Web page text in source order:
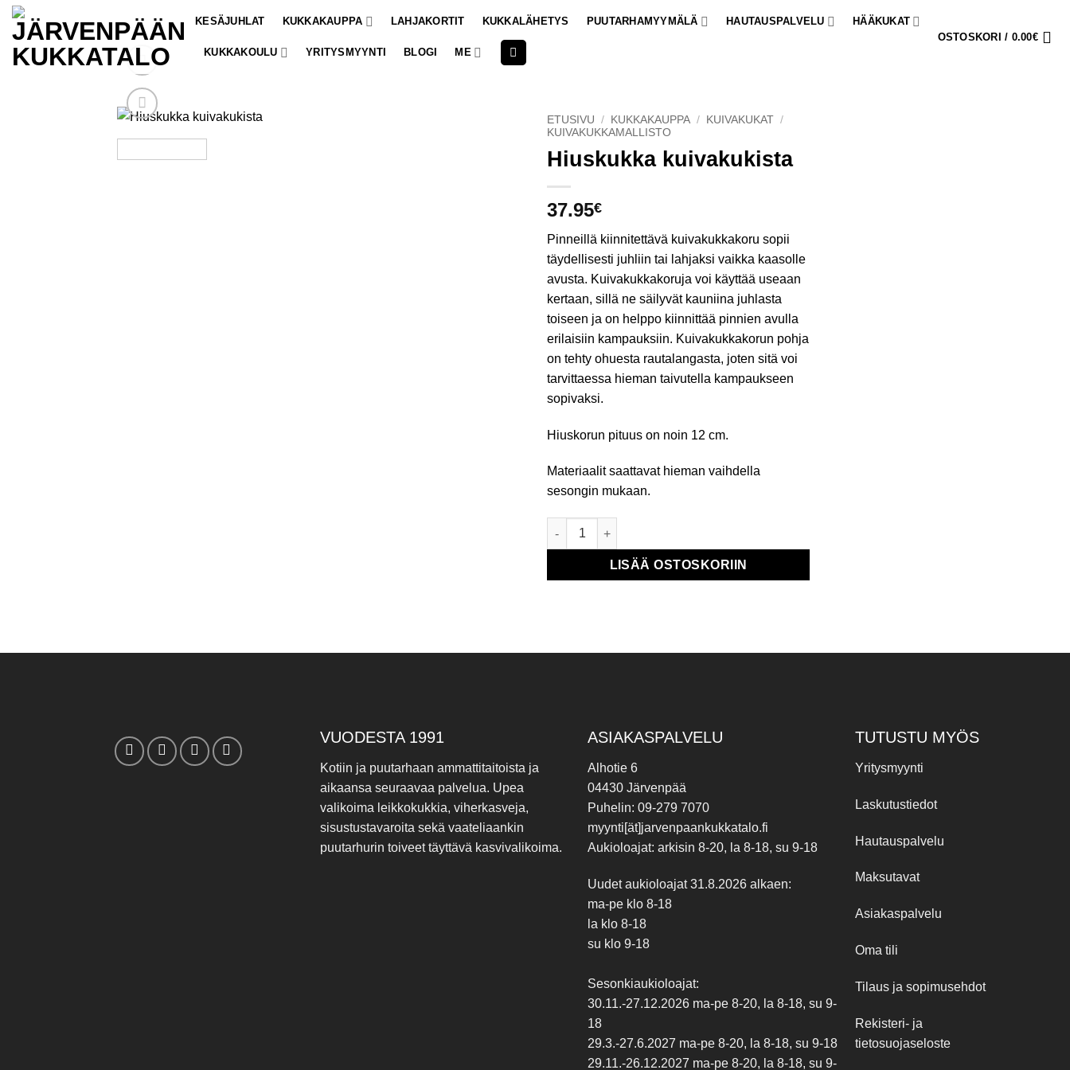
Skip
content
KESÄJUHLAT KUKKAKAUPPA LAHJAKORTIT KUKKALÄHETYS PUUTARHAMYYMÄLÄ HAUTAUSPALVELU HÄÄKUKAT
KUKKAKOULU YRITYSMYYNTI BLOGI ME
OSTOSKORI / 0.00€
ETUSIVU / KUKKAKAUPPA / KUIVAKUKAT /
KUIVAKUKKAMALLISTO
Hiuskukka kuivakukista
37.95€
Pinneillä kiinnitettävä kuivakukkakoru sopii
täydellisesti juhliin tai lahjaksi vaikka kaasolle
avusta. Kuivakukkakoruja voi käyttää useaan
kertaan, sillä ne säilyvät kauniina juhlasta
toiseen ja on helppo kiinnittää pinnien avulla
erilaisiin kampauksiin. Kuivakukkakorun pohja
on tehty ohuesta rautalangasta, joten sitä voi
tarvittaessa hieman taivutella kampaukseen
sopivaksi.
Hiuskorun pituus on noin 12 cm.
Materiaalit saattavat hieman vaihdella
sesongin mukaan.
Hiuskukka kuivakukista määrä
LISÄÄ OSTOSKORIIN
VUODESTA 1991
Kotiin ja puutarhaan ammattitaitoista ja
aikaansa seuraavaa palvelua. Upea
valikoima leikkokukkia, viherkasveja,
sisustustavaroita sekä vaateliaankin
puutarhurin toiveet täyttävä kasvivalikoima.
ASIAKASPALVELU
Alhotie 6
04430 Järvenpää
Puhelin: 09-279 7070
myynti[ät]jarvenpaankukkatalo.fi
Aukioloajat: arkisin 8-20, la 8-18, su 9-18
Uudet aukioloajat 31.8.2026 alkaen:
ma-pe klo 8-18
la klo 8-18
su klo 9-18
Sesonkiaukioloajat:
30.11.-27.12.2026 ma-pe 8-20, la 8-18, su 9-
18
29.3.-27.6.2027 ma-pe 8-20, la 8-18, su 9-18
29.11.-26.12.2027 ma-pe 8-20, la 8-18, su 9-
TUTUSTU MYÖS
Yritysmyynti
Laskutustiedot
Hautauspalvelu
Maksutavat
Asiakaspalvelu
Oma tili
Tilaus ja sopimusehdot
Rekisteri- ja
tietosuojaseloste